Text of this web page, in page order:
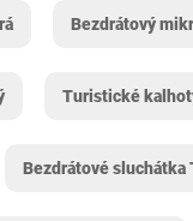
Bezdrátový
Turistické
Bezdrátové sluchátka